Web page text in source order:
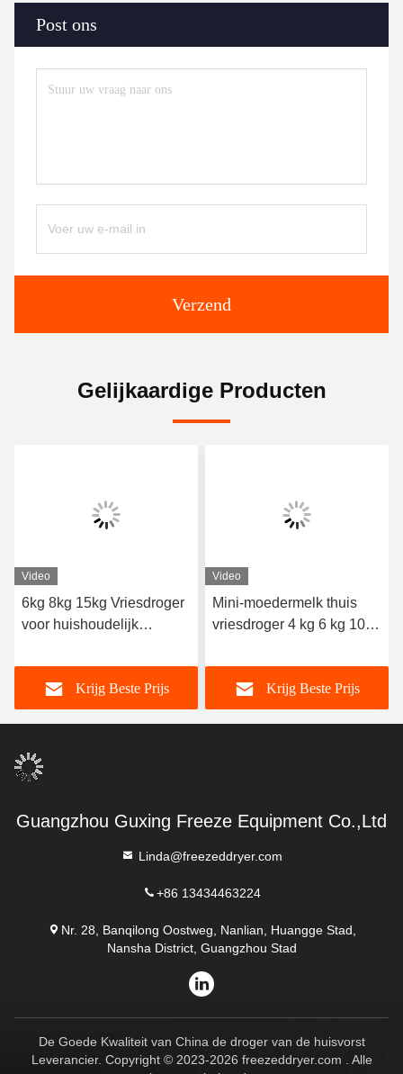
Post ons
Verzend
Gelijkaardige Producten
Video
6kg 8kg 15kg Vriesdroger
voor huishoudelijk
Krijg Beste Prijs
Video
Mini-moedermelk thuis
vriesdroger 4 kg 6 kg 10
Krijg Beste Prijs
Guangzhou Guxing Freeze Equipment Co.,Ltd
Linda@freezeddryer.com
+86 13434463224
Nr. 28, Banqilong Oostweg, Nanlian, Huangge Stad,
Nansha District, Guangzhou Stad
De Goede Kwaliteit van China de droger van de huisvorst
Leverancier. Copyright © 2023-2026 freezeddryer.com . Alle